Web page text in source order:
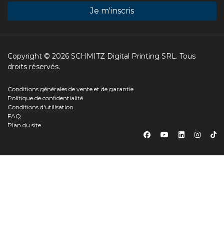
Je m'inscris
Copyright © 2026 SCHMITZ Digital Printing SRL. Tous
droits réservés.
Conditions générales de vente et de garantie
Politique de confidentialité
Conditions d'utilisation
FAQ
Plan du site